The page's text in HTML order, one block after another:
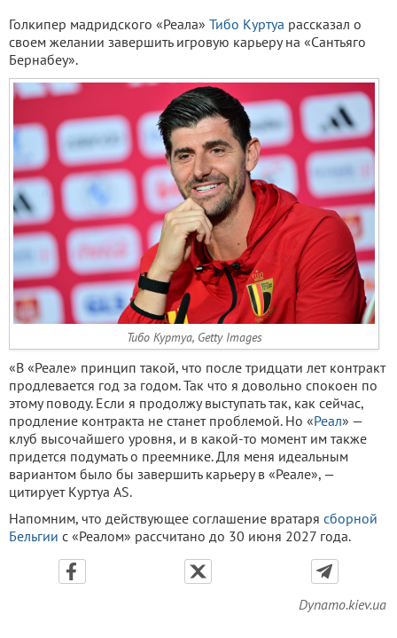
Голкипер мадридского «Реала» Тибо Куртуа рассказал о
своем желании завершить игровую карьеру на «Сантьяго
Бернабеу».
Тибо Куртуа, Getty Images
«В «Реале» принцип такой, что после тридцати лет контракт
продлевается год за годом. Так что я довольно спокоен по
этому поводу. Если я продолжу выступать так, как сейчас,
продление контракта не станет проблемой. Но «Реал» —
клуб высочайшего уровня, и в какой-то момент им также
придется подумать о преемнике. Для меня идеальным
вариантом было бы завершить карьеру в «Реале», —
цитирует Куртуа AS.
Напомним, что действующее соглашение вратаря сборной
Бельгии с «Реалом» рассчитано до 30 июня 2027 года.
Dynamo.kiev.ua